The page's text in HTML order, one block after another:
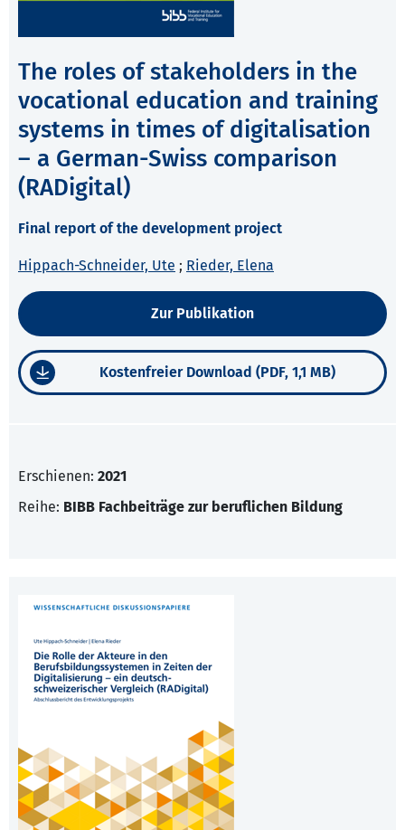
The roles of stakeholders in the
vocational education and training
systems in times of digitalisation
– a German-Swiss comparison
(RADigital)
Final report of the development project
Hippach-Schneider, Ute ; Rieder, Elena
Zur Publikation
Kostenfreier Download (PDF, 1,1 MB)
Erschienen: 2021
Reihe: BIBB Fachbeiträge zur beruflichen Bildung